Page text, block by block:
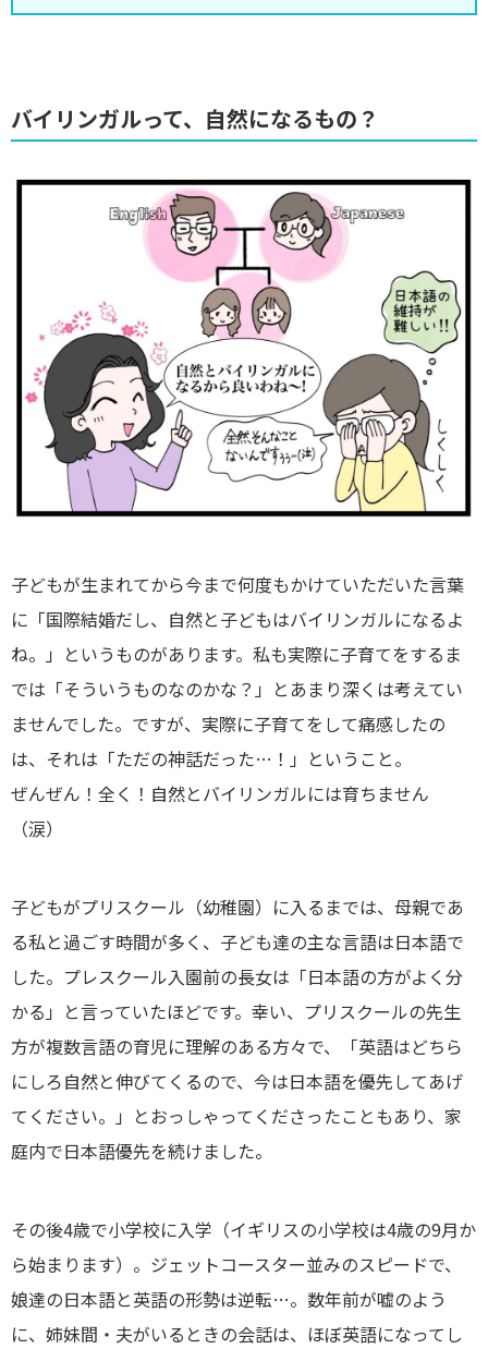
バイリンガルって、自然になるもの？
子どもが生まれてから今まで何度もかけていただいた言葉
に「国際結婚だし、自然と子どもはバイリンガルになるよ
ね。」というものがあります。私も実際に子育てをするま
では「そういうものなのかな？」とあまり深くは考えてい
ませんでした。ですが、実際に子育てをして痛感したの
は、それは「ただの神話だった…！」ということ。
ぜんぜん！全く！自然とバイリンガルには育ちません
（涙）
子どもがプリスクール（幼稚園）に入るまでは、母親であ
る私と過ごす時間が多く、子ども達の主な言語は日本語で
した。プレスクール入園前の長女は「日本語の方がよく分
かる」と言っていたほどです。幸い、プリスクールの先生
方が複数言語の育児に理解のある方々で、「英語はどちら
にしろ自然と伸びてくるので、今は日本語を優先してあげ
てください。」とおっしゃってくださったこともあり、家
庭内で日本語優先を続けました。
その後4歳で小学校に入学（イギリスの小学校は4歳の9月か
ら始まります）。ジェットコースター並みのスピードで、
娘達の日本語と英語の形勢は逆転…。数年前が嘘のよう
に、姉妹間・夫がいるときの会話は、ほぼ英語になってし